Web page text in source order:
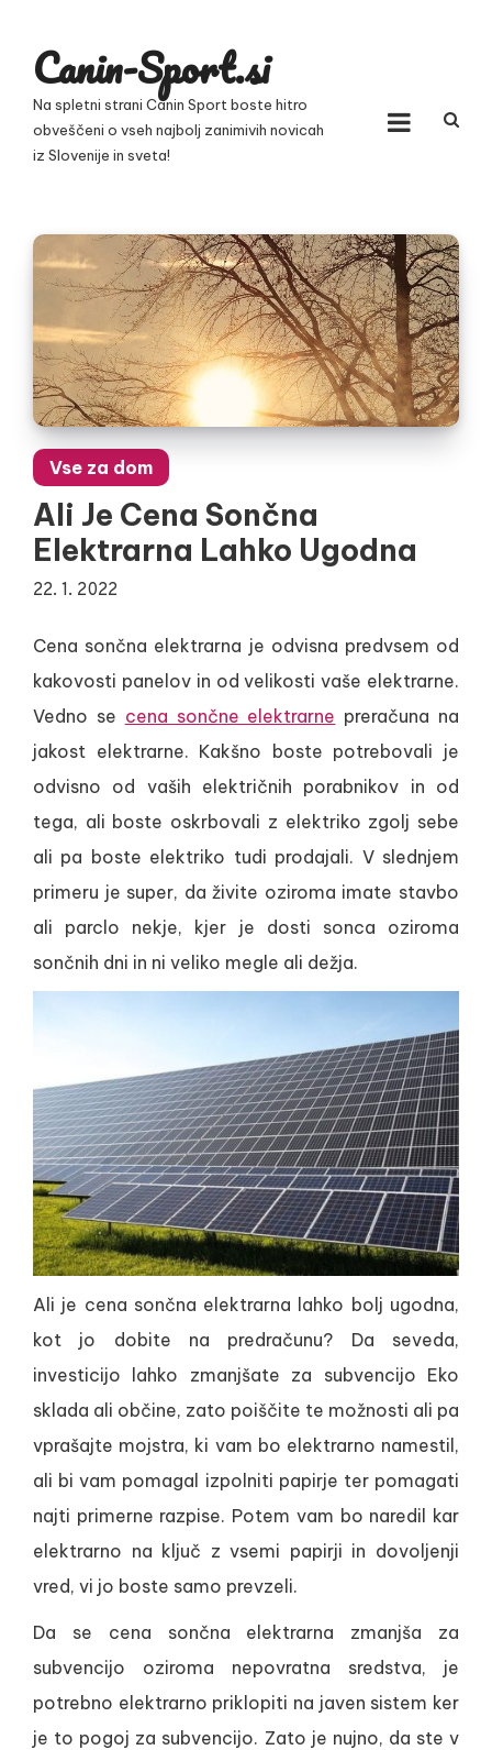
contentCanin-Sport.si
Na spletni strani Canin Sport boste hitro
obveščeni o vseh najbolj zanimivih novicah
iz Slovenije in sveta!
Vse za dom
Ali Je Cena Sončna
Elektrarna Lahko Ugodna
22. 1. 2022
Cena sončna elektrarna je odvisna predvsem od
kakovosti panelov in od velikosti vaše elektrarne.
Vedno se cena sončne elektrarne preračuna na
jakost elektrarne. Kakšno boste potrebovali je
odvisno od vaših električnih porabnikov in od
tega, ali boste oskrbovali z elektriko zgolj sebe
ali pa boste elektriko tudi prodajali. V slednjem
primeru je super, da živite oziroma imate stavbo
ali parclo nekje, kjer je dosti sonca oziroma
sončnih dni in ni veliko megle ali dežja.
Ali je cena sončna elektrarna lahko bolj ugodna,
kot jo dobite na predračunu? Da seveda,
investicijo lahko zmanjšate za subvencijo Eko
sklada ali občine, zato poiščite te možnosti ali pa
vprašajte mojstra, ki vam bo elektrarno namestil,
ali bi vam pomagal izpolniti papirje ter pomagati
najti primerne razpise. Potem vam bo naredil kar
elektrarno na ključ z vsemi papirji in dovoljenji
vred, vi jo boste samo prevzeli.
Da se cena sončna elektrarna zmanjša za
subvencijo oziroma nepovratna sredstva, je
potrebno elektrarno priklopiti na javen sistem ker
je to pogoj za subvencijo. Zato je nujno, da ste v